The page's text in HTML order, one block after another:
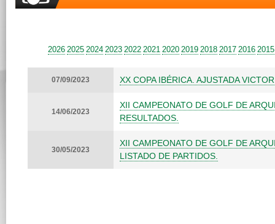
2026 2025 2024 2023 2022 2021 2020 2019 2018 2017 2016 2015
07/09/2023 XX COPA IBÉRICA. AJUSTADA
14/06/2023
XII CAMPEONATO DE GOLF DE
RESULTADOS.
30/05/2023
XII CAMPEONATO DE GOLF DE
LISTADO DE PARTIDOS.